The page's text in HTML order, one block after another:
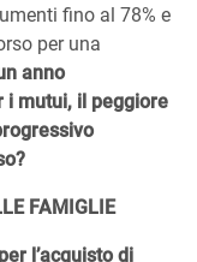
fino al 78% e
per una
anno
i mutui, il peggiore
FAMIGLIE
l’acquisto di